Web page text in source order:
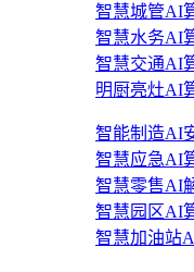
智慧城管AI
智慧水务AI
智慧交通AI
明厨亮灶AI
智能制造AI
智慧应急AI
智慧零售AI
智慧园区AI
智慧加油站